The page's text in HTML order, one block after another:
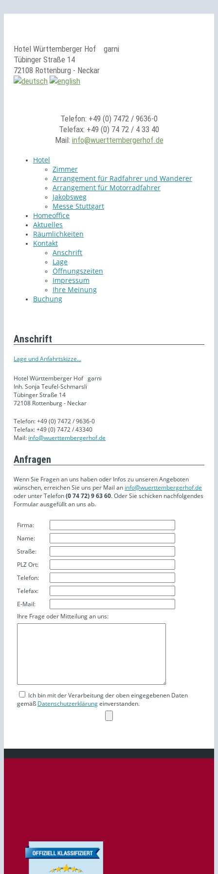
Hotel Württemberger Hof
garni
Tübinger Straße 14
72108 Rottenburg - Neckar
Telefon: +49 (0) 7472 / 9636-0
Telefax: +49 (0) 74 72 / 4 33 40
Mail: info@wuerttembergerhof.de
Hotel
Zimmer
Arrangement für Radfahrer und Wanderer
Arrangement für Motorradfahrer
Jakobsweg
Messe Stuttgart
Homeoffice
Aktuelles
Räumlichkeiten
Kontakt
Anschrift
Lage
Öffnungszeiten
Impressum
Ihre Meinung
Buchung
Anschrift
Lage und Anfahrtskizze...
Hotel Württemberger Hof garni
Inh. Sonja Teufel-Schmarsli
Tübinger Straße 14
72108 Rottenburg - Neckar
Telefon: +49 (0) 7472 / 9636-0
Telefax: +49 (0) 7472 / 43340
Mail: info@wuerttembergerhof.de
Anfragen
Wenn Sie Fragen an uns haben oder Infos zu unseren Angeboten
wünschen, erreichen Sie uns per Mail an info@wuerttembergerhof.de
oder unter Telefon(0 74 72) 9 63 60. Oder Sie schicken nachfolgendes
Formular ausgefüllt an uns ab.
Firma:
Name:
Straße:
PLZ Ort:
Telefon:
Telefax:
E-Mail:
Ihre Frage oder Mitteilung an uns:
Ich bin mit der Verarbeitung der oben eingegebenen Daten
gemäß Datenschutzerklärungeinverstanden.